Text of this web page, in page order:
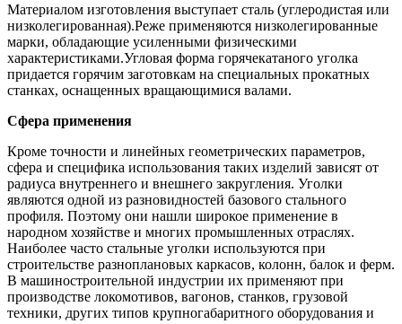
Материалом изготовления выступает сталь (углеродистая или
низколегированная).Реже применяются низколегированные
марки, обладающие усиленными физическими
характеристиками.Угловая форма горячекатаного уголка
придается горячим заготовкам на специальных прокатных
станках, оснащенных вращающимися валами.
Сфера применения
Кроме точности и линейных геометрических параметров,
сфера и специфика использования таких изделий зависят от
радиуса внутреннего и внешнего закругления. Уголки
являются одной из разновидностей базового стального
профиля. Поэтому они нашли широкое применение в
народном хозяйстве и многих промышленных отраслях.
Наиболее часто стальные уголки используются при
строительстве разноплановых каркасов, колонн, балок и ферм.
В машиностроительной индустрии их применяют при
производстве локомотивов, вагонов, станков, грузовой
техники, других типов крупногабаритного оборудования и